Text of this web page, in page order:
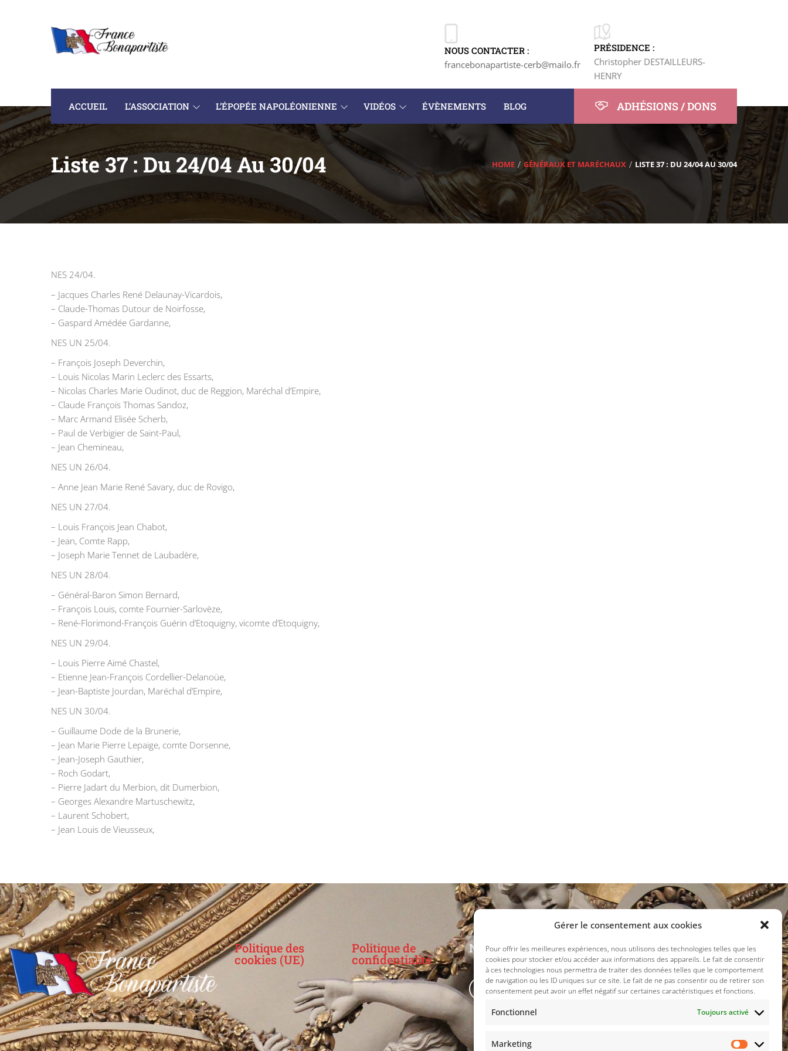
Gérer le consentement aux cookies
Pour offrir les meilleures expériences, nous utilisons des technologies telles que les
cookies pour stocker et/ou accéder aux informations des appareils. Le fait de consentir
à ces technologies nous permettra de traiter des données telles que le comportement
de navigation ou les ID uniques sur ce site. Le fait de ne pas consentir ou de retirer son
consentement peut avoir un effet négatif sur certaines caractéristiques et fonctions.
Fonctionnel Toujours activé
Marketing
NOUS CONTACTER :
francebonapartiste-cerb@mailo.fr
PRÉSIDENCE :
Christopher DESTAILLEURS-
HENRY
ACCUEIL L’ASSOCIATION L’ÉPOPÉE NAPOLÉONIENNE VIDÉOS ÉVÈNEMENTS BLOG ADHÉSIONS / DONS
Liste 37 : Du 24/04 Au 30/04 HOME GÉNÉRAUX ET MARÉCHAUX LISTE 37 : DU 24/04 AU 30/04
‌NES 24/04.
– Jacques Charles René Delaunay-Vicardois,
– Claude-Thomas Dutour de Noirfosse,
– Gaspard Amédée Gardanne,
NES UN 25/04.
– François Joseph Deverchin,
– Louis Nicolas Marin Leclerc des Essarts,
– Nicolas Charles Marie Oudinot, duc de Reggion, Maréchal d’Empire,
– Claude François Thomas Sandoz,
– Marc Armand Elisée Scherb,
– Paul de Verbigier de Saint-Paul,
– Jean Chemineau,
NES UN 26/04.
– Anne Jean Marie René Savary, duc de Rovigo,
NES UN 27/04.
– Louis François Jean Chabot,
– Jean, Comte Rapp,
– Joseph Marie Tennet de Laubadère,
NES UN 28/04.
– Général-Baron Simon Bernard,
– François Louis, comte Fournier-Sarlovèze,
– René-Florimond-François Guérin d’Etoquigny, vicomte d’Etoquigny,
NES UN 29/04.
– Louis Pierre Aimé Chastel,
– Etienne Jean-François Cordellier-Delanoüe,
– Jean-Baptiste Jourdan, Maréchal d’Empire,
NES UN 30/04.
– Guillaume Dode de la Brunerie,
– Jean Marie Pierre Lepaige, comte Dorsenne,
– Jean-Joseph Gauthier,
– Roch Godart,
– Pierre Jadart du Merbion, dit Dumerbion,
– Georges Alexandre Martuschewitz,
– Laurent Schobert,
– Jean Louis de Vieusseux,
Politique des
cookies (UE)
Politique de
confidentialité
Nos réseaux sociaux :